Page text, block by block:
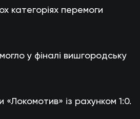
категоріях перемоги
у фіналі вишгородську
із рахунком 1:0.